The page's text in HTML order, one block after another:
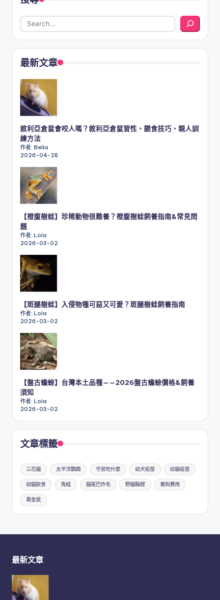
最新文章
敘利亞倉鼠會咬人嗎？敘利亞倉鼠習性、餵食技巧、親人訓
練方法
作者: Bella
2026-04-28
【橙腹樹蛙】珍稀動物很難養？橙腹樹蛙飼養指南&常見問
題
作者: Lola
2026-03-02
【斑腿樹蛙】入侵物種可惡又可愛？斑腿樹蛙飼養指南
作者: Lola
2026-03-02
【盤古蟾蜍】台灣本土品種——2026盤古蟾蜍價格&飼養
須知
作者: Lola
2026-03-02
文章標籤
三花貓 太平洋鸚鵡 守宮吃什麼 幼犬疫苗 幼貓疫苗
幼貓飲食 角蛙 貓尾巴炸毛 野貓驅趕 養狗費用
黃金鼠
最新文章